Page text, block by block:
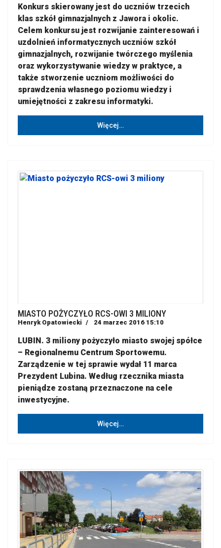
Konkurs skierowany jest do uczniów trzecich
klas szkół gimnazjalnych z Jawora i okolic.
Celem konkursu jest rozwijanie zainteresowań i
uzdolnień informatycznych uczniów szkół
gimnazjalnych, rozwijanie twórczego myślenia
oraz wykorzystywanie wiedzy w praktyce, a
także stworzenie uczniom możliwości do
sprawdzenia własnego poziomu wiedzy i
umiejętności z zakresu informatyki.
Więcej…
MIASTO POŻYCZYŁO RCS-OWI 3 MILIONY
Henryk Opatowiecki 24 marzec 2016 15:10
LUBIN. 3 miliony pożyczyło miasto swojej spółce
– Regionalnemu Centrum Sportowemu.
Zarządzenie w tej sprawie wydał 11 marca
Prezydent Lubina. Według rzecznika miasta
pieniądze zostaną przeznaczone na cele
inwestycyjne.
Więcej…